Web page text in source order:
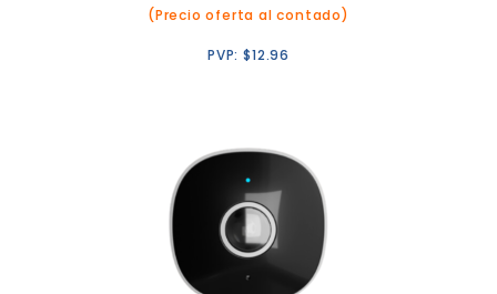
(Precio oferta al contado)
PVP:$12.96